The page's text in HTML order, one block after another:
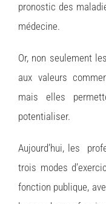
pronostic des
médecine.
Or, non seulement
aux valeurs
mais elles
potentialiser.
Aujourd’hui, les
trois modes
fonction publique,